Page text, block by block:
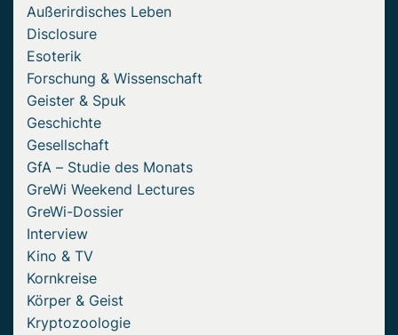
Außerirdisches Leben
Disclosure
Esoterik
Forschung & Wissenschaft
Geister & Spuk
Geschichte
Gesellschaft
GfA – Studie des Monats
GreWi Weekend Lectures
GreWi-Dossier
Interview
Kino & TV
Kornkreise
Körper & Geist
Kryptozoologie